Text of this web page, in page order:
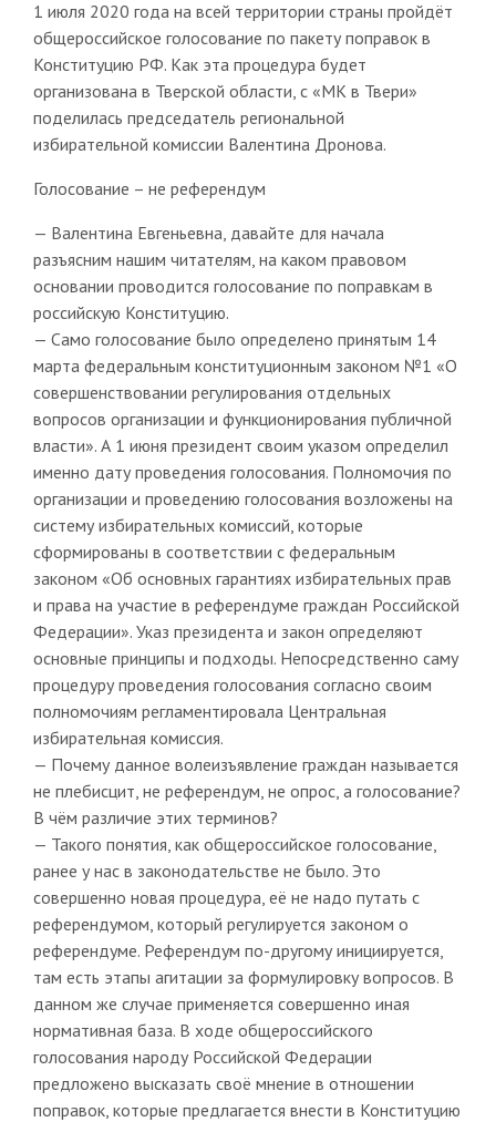
1 июля 2020 года на всей территории страны пройдёт
общероссийское голосование по пакету поправок в
Конституцию РФ. Как эта процедура будет
организована в Тверской области, с «МК в Твери»
поделилась председатель региональной
избирательной комиссии Валентина Дронова.
Голосование – не референдум
— Валентина Евгеньевна, давайте для начала
разъясним нашим читателям, на каком правовом
основании проводится голосование по поправкам в
российскую Конституцию.
— Само голосование было определено принятым 14
марта федеральным конституционным законом №1 «О
совершенствовании регулирования отдельных
вопросов организации и функционирования публичной
власти». А 1 июня президент своим указом определил
именно дату проведения голосования. Полномочия по
организации и проведению голосования возложены на
систему избирательных комиссий, которые
сформированы в соответствии с федеральным
законом «Об основных гарантиях избирательных прав
и права на участие в референдуме граждан Российской
Федерации». Указ президента и закон определяют
основные принципы и подходы. Непосредственно саму
процедуру проведения голосования согласно своим
полномочиям регламентировала Центральная
избирательная комиссия.
— Почему данное волеизъявление граждан называется
не плебисцит, не референдум, не опрос, а голосование?
В чём различие этих терминов?
— Такого понятия, как общероссийское голосование,
ранее у нас в законодательстве не было. Это
совершенно новая процедура, её не надо путать с
референдумом, который регулируется законом о
референдуме. Референдум по-другому инициируется,
там есть этапы агитации за формулировку вопросов. В
данном же случае применяется совершенно иная
нормативная база. В ходе общероссийского
голосования народу Российской Федерации
предложено высказать своё мнение в отношении
поправок, которые предлагается внести в Конституцию